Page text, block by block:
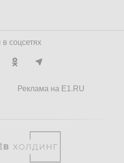
соцсетях
Реклама на E1.RU